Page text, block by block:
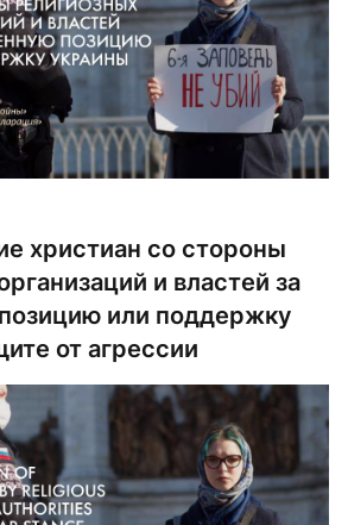
христиан со стороны
и властей за
или поддержку
от агрессии